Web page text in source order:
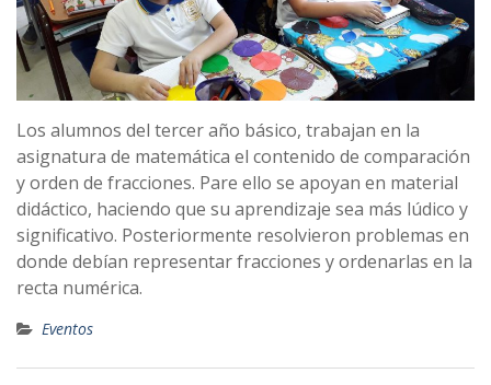
Los alumnos del tercer año básico, trabajan en la
asignatura de matemática el contenido de comparación
y orden de fracciones. Pare ello se apoyan en material
didáctico, haciendo que su aprendizaje sea más lúdico y
significativo. Posteriormente resolvieron problemas en
donde debían representar fracciones y ordenarlas en la
recta numérica.
Eventos